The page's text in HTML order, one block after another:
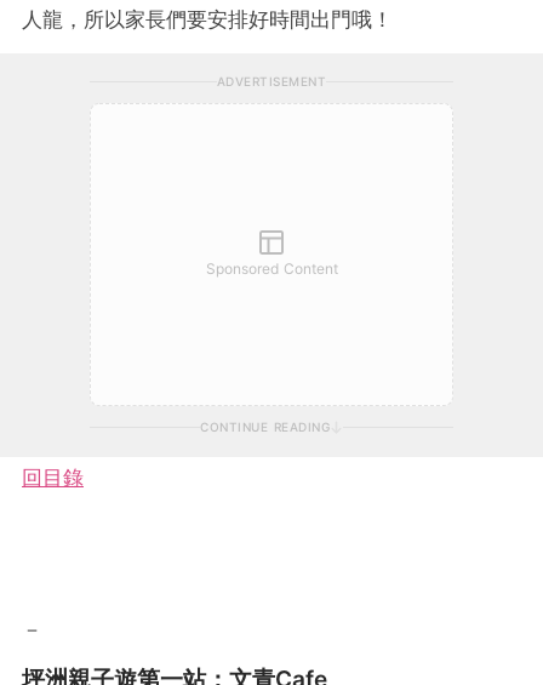
人龍，所以家長們要安排好時間出門哦！
ADVERTISEMENT
Sponsored Content
CONTINUE READING
回目錄
－